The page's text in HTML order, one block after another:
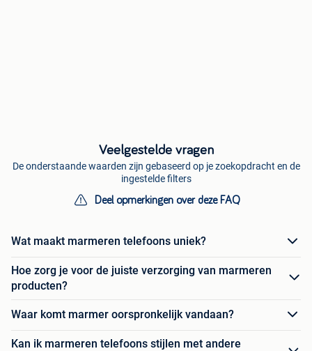
Veelgestelde vragen
De onderstaande waarden zijn gebaseerd op je zoekopdracht en de
ingestelde filters
Deel opmerkingen over deze FAQ
Wat maakt marmeren telefoons uniek?
Hoe zorg je voor de juiste verzorging van marmeren
producten?
Waar komt marmer oorspronkelijk vandaan?
Kan ik marmeren telefoons stijlen met andere